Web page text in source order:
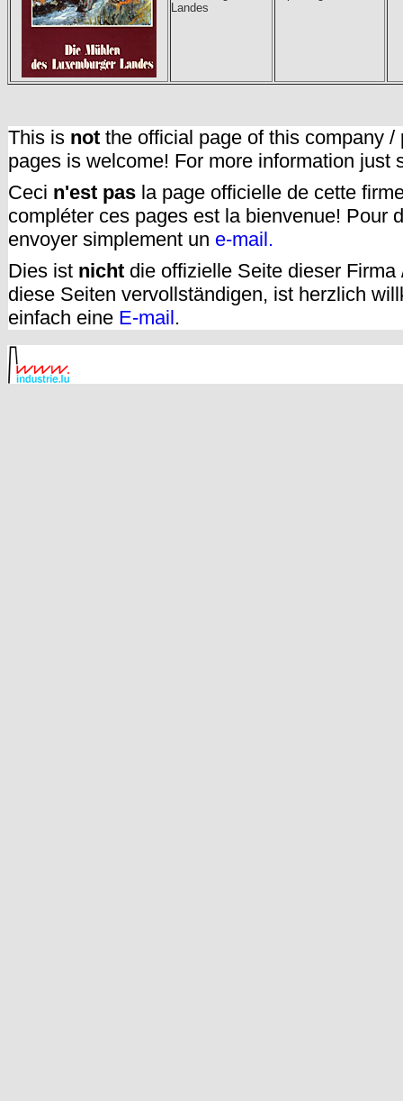
Landes
This is not the official page of this company
pages is welcome! For more information just
Ceci n'est pas la page officielle de cette
compléter ces pages est la bienvenue! Pour
envoyer simplement un e-mail.
Dies ist nicht die offizielle Seite dieser
diese Seiten vervollständigen, ist herzlich
einfach eine E-mail.